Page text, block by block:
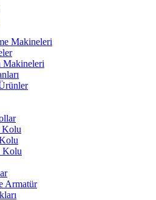
Makineleri
Makineleri
Kolu
Kolu
Armatür